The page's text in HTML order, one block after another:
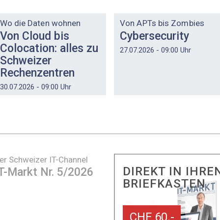
Wo die Daten wohnen
Von Cloud bis
Colocation: alles zu
Schweizer
Rechenzentren
30.07.2026 - 09:00 Uhr
Von APTs bis Zombies
Cybersecurity
27.07.2026 - 09:00 Uhr
Schweizer IT-Channel
Markt Nr. 5/2026
DIREKT IN
BRIEFKASTEN
CHF 60.-